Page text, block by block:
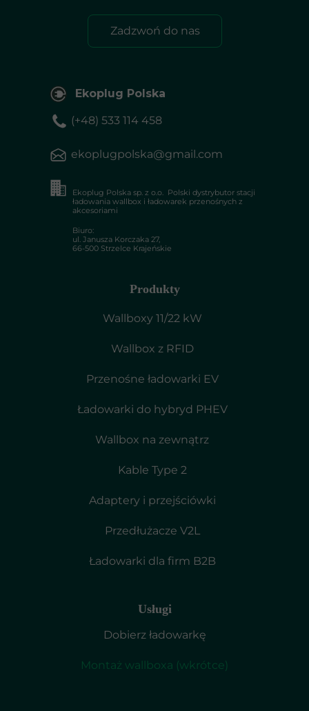
Zadzwoń do nas
Produkty
Wallboxy 11/22 kW
Wallbox z RFID
Przenośne ładowarki EV
Ładowarki do hybryd PHEV
Wallbox na zewnątrz
Kable Type 2
Adaptery i przejściówki
Przedłużacze V2L
Ładowarki dla firm B2B
(+48) 533 114 458
ekoplugpolska@gmail.com
Ekoplug Polska sp. z o.o. Polski dystrybutor stacji
ładowania wallbox i ładowarek przenośnych z
akcesoriami
Biuro:
ul. Janusza Korczaka 27,
66-500 Strzelce Krajeńskie
Ekoplug Polska
Usługi
Dobierz ładowarkę
Montaż wallboxa (wkrótce)